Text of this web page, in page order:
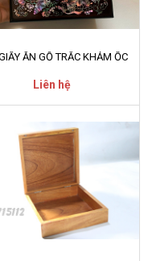
ĂN GỖ TRẮC KHẢM ỐC
Liên hệ